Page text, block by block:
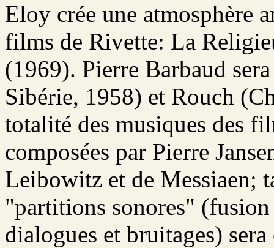
Eloy crée une atmosphère
films de Rivette: La
(1969). Pierre Barbaud
Sibérie, 1958) et Rouch
totalité des musiques des
composées par Pierre
Leibowitz et de Messiaen;
"partitions sonores"
dialogues et bruitages)